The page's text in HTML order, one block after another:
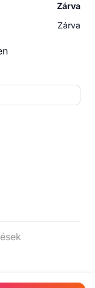
Zárva
Zárva